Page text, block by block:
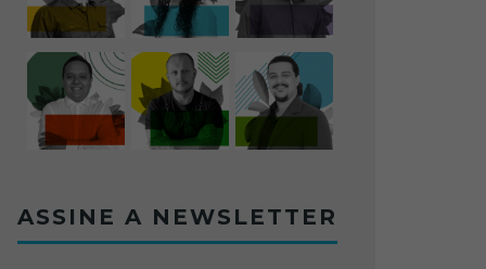
ASSINE A NEWSLETTER